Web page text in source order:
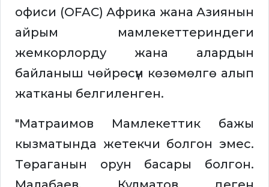
офиси (OFAC) Африка жана Азиянын
айрым мамлекеттериндеги
жемкорлорду жана алардын
байланыш чөйрөсүн көзөмөлгө алып
жатканы белгиленген.
"Матраимов Мамлекеттик бажы
кызматында жетекчи болгон эмес.
Төраганын орун басары болгон.